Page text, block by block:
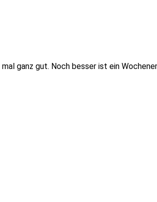
ganz gut. Noch besser ist ein